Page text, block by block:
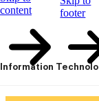
content
footer
Information